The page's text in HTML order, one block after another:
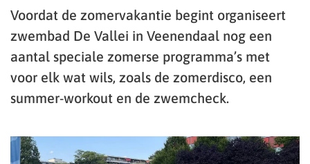
Voordat de zomervakantie begint organiseert
zwembad De Vallei in Veenendaal nog een
aantal speciale zomerse programma’s met
voor elk wat wils, zoals de zomerdisco, een
summer-workout en de zwemcheck.